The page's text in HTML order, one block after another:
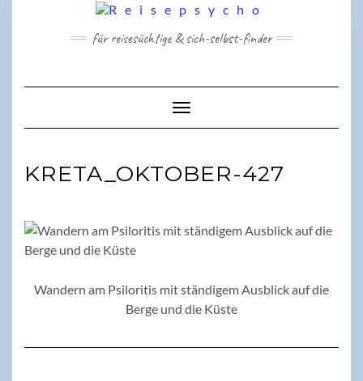
für reisesüchtige & sich-selbst-finder
Toggle Navigation
KRETA_OKTOBER-427
Wandern am Psiloritis mit ständigem Ausblick auf die
Berge und die Küste